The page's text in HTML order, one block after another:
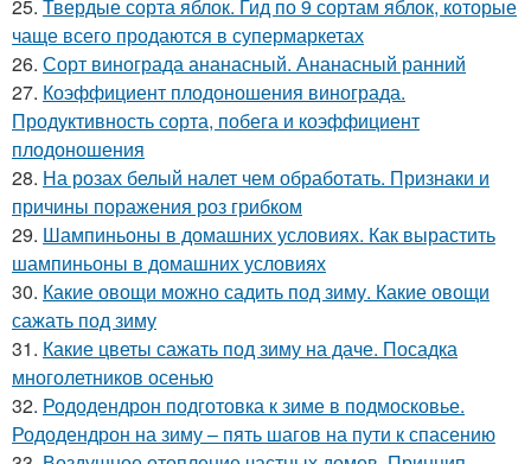
25. Твердые сорта яблок. Гид по 9 сортам яблок, которые
чаще всего продаются в супермаркетах
26. Сорт винограда ананасный. Ананасный ранний
27. Коэффициент плодоношения винограда.
Продуктивность сорта, побега и коэффициент
плодоношения
28. На розах белый налет чем обработать. Признаки и
причины поражения роз грибком
29. Шампиньоны в домашних условиях. Как вырастить
шампиньоны в домашних условиях
30. Какие овощи можно садить под зиму. Какие овощи
сажать под зиму
31. Какие цветы сажать под зиму на даче. Посадка
многолетников осенью
32. Рододендрон подготовка к зиме в подмосковье.
Рододендрон на зиму – пять шагов на пути к спасению